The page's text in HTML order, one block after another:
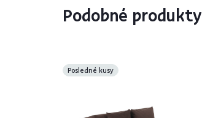
Podobné produkty
Posledné kusy